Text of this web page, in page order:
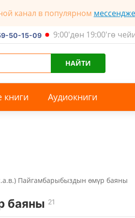
канал в популярном
50-15-09 9:00'дөн 19:00'гө
НАЙТИ
книги Аудиокниги
Пайгамбарыбыздын өмүр баяны
баяны 21